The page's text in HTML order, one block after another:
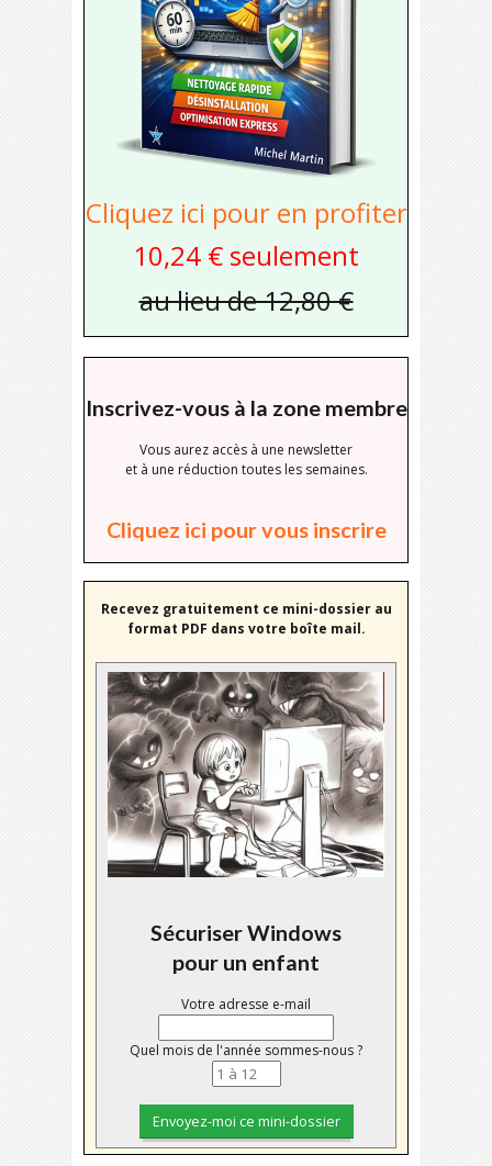
Cliquez ici pour en profiter
10,24 € seulement
au lieu de 12,80 €
Inscrivez-vous à la zone membre
Vous aurez accès à une newsletter
et à une réduction toutes les semaines.
Cliquez ici pour vous inscrire
Recevez gratuitement ce mini-dossier au
format PDF dans votre boîte mail.
Sécuriser Windows
pour un enfant
Votre adresse e-mail
Quel mois de l'année sommes-nous ?